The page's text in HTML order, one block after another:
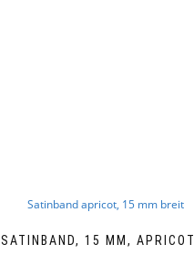
SATINBAND, 15 MM, APRICOT